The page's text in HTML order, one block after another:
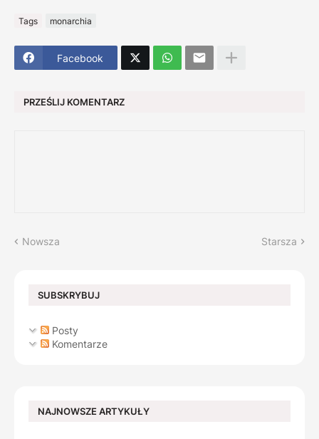
Tags monarchia
Facebook
PRZEŚLIJ KOMENTARZ
Nowsza Starsza
SUBSKRYBUJ
Posty
Komentarze
NAJNOWSZE ARTYKUŁY